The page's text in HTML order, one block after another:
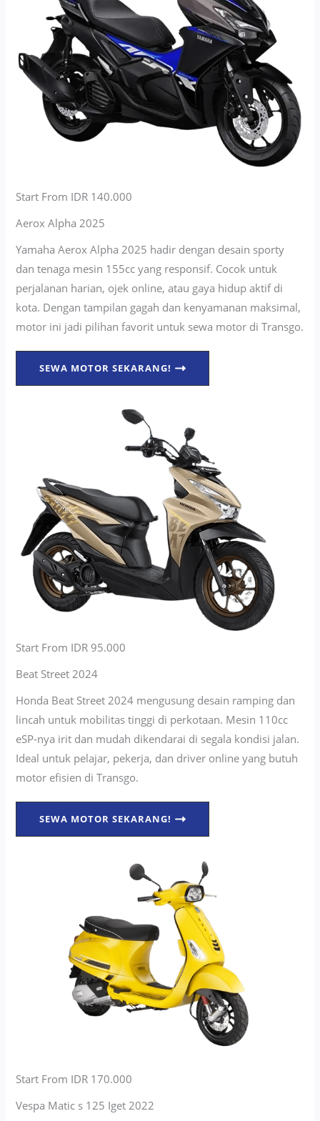
Start From IDR 140.000
Aerox Alpha 2025
Yamaha Aerox Alpha 2025 hadir dengan desain sporty
dan tenaga mesin 155cc yang responsif. Cocok untuk
perjalanan harian, ojek online, atau gaya hidup aktif di
kota. Dengan tampilan gagah dan kenyamanan maksimal,
motor ini jadi pilihan favorit untuk sewa motor di Transgo.
SEWA MOTOR SEKARANG!
Start From IDR 95.000
Beat Street 2024
Honda Beat Street 2024 mengusung desain ramping dan
lincah untuk mobilitas tinggi di perkotaan. Mesin 110cc
eSP-nya irit dan mudah dikendarai di segala kondisi jalan.
Ideal untuk pelajar, pekerja, dan driver online yang butuh
motor efisien di Transgo.
SEWA MOTOR SEKARANG!
Start From IDR 170.000
Vespa Matic s 125 Iget 2022